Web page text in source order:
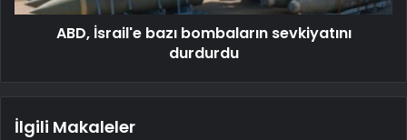
ABD, İsrail'e bazı bombaların sevkiyatını
durdurdu
İlgili Makaleler